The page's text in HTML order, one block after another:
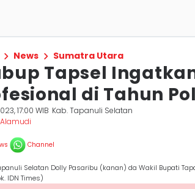
News Sumatra Utara
Tapsel
di Tahun
17:00 WIB Kab. Tapanuli Selatan
Channel
Selatan Dolly Pasaribu (kanan) da Wakil Bupati
IDN Times)